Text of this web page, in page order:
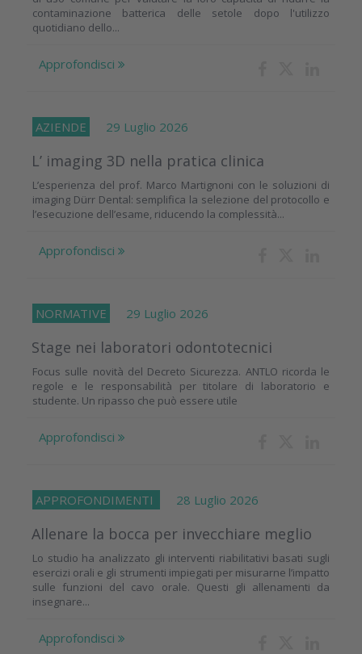
contaminazione batterica delle setole dopo l'utilizzo
quotidiano dello...
Approfondisci
AZIENDE 29 Luglio 2026
L’ imaging 3D nella pratica clinica
L’esperienza del prof. Marco Martignoni con le soluzioni di
imaging Dürr Dental: semplifica la selezione del protocollo e
l’esecuzione dell’esame, riducendo la complessità...
Approfondisci
NORMATIVE 29 Luglio 2026
Stage nei laboratori odontotecnici
Focus sulle novità del Decreto Sicurezza. ANTLO ricorda le
regole e le responsabilità per titolare di laboratorio e
studente. Un ripasso che può essere utile
Approfondisci
APPROFONDIMENTI 28 Luglio 2026
Allenare la bocca per invecchiare meglio
Lo studio ha analizzato gli interventi riabilitativi basati sugli
esercizi orali e gli strumenti impiegati per misurarne l’impatto
sulle funzioni del cavo orale. Questi gli allenamenti da
insegnare...
Approfondisci